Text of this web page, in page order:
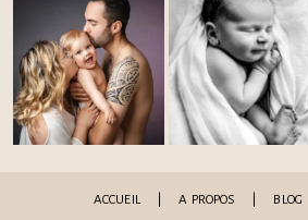
Post Comment
ACCUEIL A PROPOS BLOG